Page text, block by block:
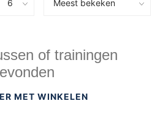
of trainingen
MET WINKELEN